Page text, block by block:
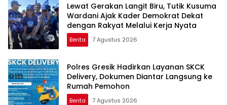
Lewat Gerakan Langit Biru, Tutik Kusuma
Wardani Ajak Kader Demokrat Dekat
dengan Rakyat Melalui Kerja Nyata
Berita 7 Agustus 2026
Polres Gresik Hadirkan Layanan SKCK
Delivery, Dokumen Diantar Langsung ke
Rumah Pemohon
Berita 7 Agustus 2026